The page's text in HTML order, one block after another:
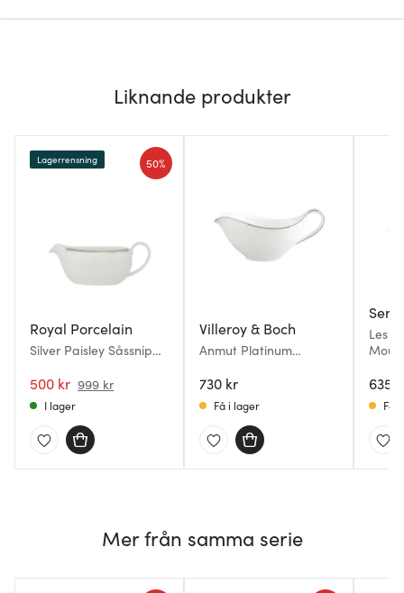
Liknande produkter
Royal Porcelain
Silver Paisley Såssnipa
500 kr 999 kr
50%
Lagerrensning
I lager
Villeroy & Boch
Anmut Platinum
730 kr
Få i lager
Les
635
Få
Mer från samma serie